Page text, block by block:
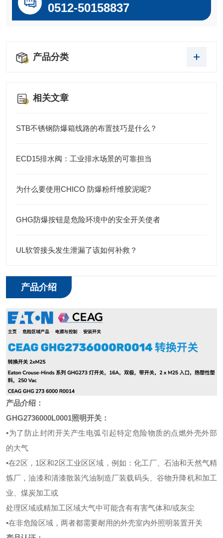
0512-50158837
产品分类
相关文章
STB不锈钢防爆箱线路的布置技巧是什么？
ECD15排水阀：工业排水场景的可靠担当
为什么要使用CHICO 防爆粉纤维胶泥呢?
GHG防爆按钮是危险环境中的安全开关使者
UL软管接头发生泄漏了该如何补救？
产品介绍
产品介绍：
GHG2736000L0001照明开关：
•为了防止封闭开关产生电弧引起特定危险物质的点燃外壳外部
的大气
•在2区，1区和2区工业区区域，例如：化工厂、石油和天然气精
炼厂，油漆和清漆散装汽油制造厂装载码头、谷物升降机和加工
业、煤炭加工或
处理区域或精加工区域大气中可能含有有害气体和/或灰尘
•在非危险区域，两者都需要耐用的外壳室内外照明装置开关